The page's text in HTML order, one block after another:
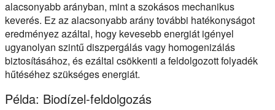
alacsonyabb arányban, mint a szokásos mechanikus
keverés. Ez az alacsonyabb arány további hatékonyságot
eredményez azáltal, hogy kevesebb energiát igényel
ugyanolyan szintű diszpergálás vagy homogenizálás
biztosításához, és ezáltal csökkenti a feldolgozott folyadék
hűtéséhez szükséges energiát.
Példa: Biodízel-feldolgozás